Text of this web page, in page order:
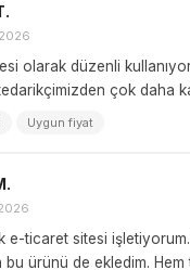
olarak düzenli
çok daha
Uygun fiyat
e-ticaret sitesi işletiyorum.
ürünü de ekledim.